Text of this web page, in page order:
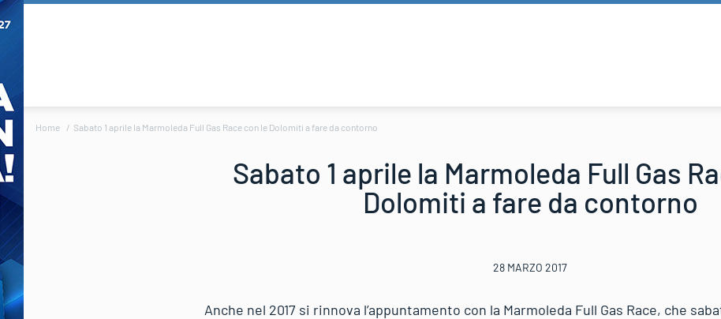
Home Sabato 1 aprile la Marmoleda Full Gas Race con le Dolomiti a fare da contorno
Sabato 1 aprile la Marmoleda Full Gas
Dolomiti a fare da contorno
28 MARZO 2017
Anche nel 2017 si rinnova l’appuntamento con la Marmoleda Full Gas Race, che